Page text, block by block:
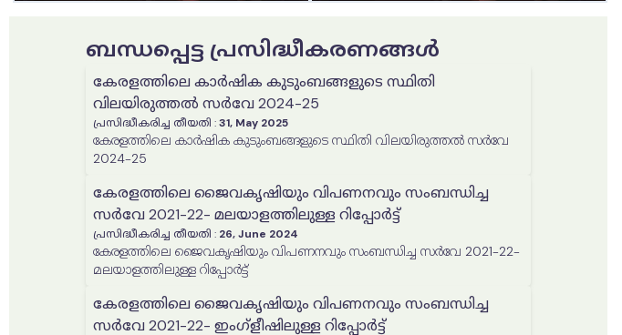
ബന്ധപ്പെട്ട പ്രസിദ്ധീകരണങ്ങൾ
കേരളത്തിലെ കാർഷിക കുടുംബങ്ങളുടെ സ്ഥിതി
വിലയിരുത്തൽ സർവേ 2024-25
പ്രസിദ്ധീകരിച്ച തീയതി :31, May 2025
കേരളത്തിലെ കാർഷിക കുടുംബങ്ങളുടെ സ്ഥിതി വിലയിരുത്തൽ സർവേ
2024-25
കേരളത്തിലെ ജൈവകൃഷിയും വിപണനവും സംബന്ധിച്ച
സർവേ 2021-22- മലയാളത്തിലുള്ള റിപ്പോർട്ട്
പ്രസിദ്ധീകരിച്ച തീയതി : 26, June 2024
കേരളത്തിലെ ജൈവകൃഷിയും വിപണനവും സംബന്ധിച്ച സർവേ 2021-22-
മലയാളത്തിലുള്ള റിപ്പോർട്ട്
കേരളത്തിലെ ജൈവകൃഷിയും വിപണനവും സംബന്ധിച്ച
സർവേ 2021-22- ഇംഗ്ളീഷിലുള്ള റിപ്പോർട്ട്